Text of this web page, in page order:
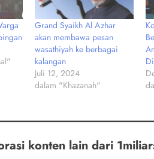
Grand Syaikh Al Azhar
akan membawa pesan
wasathiyah ke berbagai
kalangan
Juli 12, 2024
dalam "Khazanah"
konten lain dari